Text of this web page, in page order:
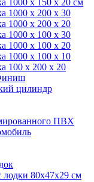
1000 x 150 x 20 см
1000 x 200 x 30
1000 x 200 x 20
1000 x 100 x 30
1000 x 100 x 20
1000 x 100 x 10
100 x 200 x 20
цилиндр
ПВХ
лодки 80х47х29 см